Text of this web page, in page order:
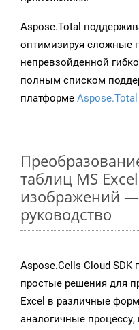
Aspose.Total
оптимизируя сложные
непревзойденной
полным списком
платформе
таблиц MS
изображений
руководство
Aspose.Cells Cloud SDK
простые решения для
Excel в различные
аналогичные